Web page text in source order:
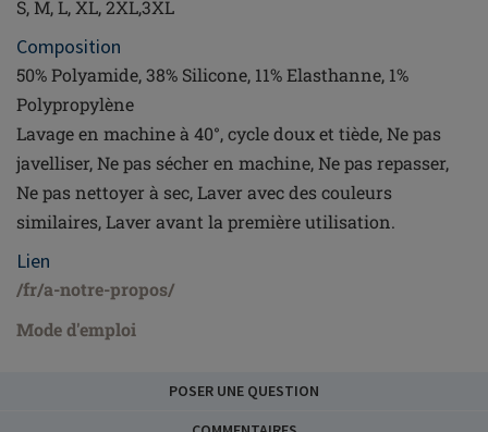
S, M, L, XL, 2XL,3XL
Composition
50% Polyamide, 38% Silicone, 11% Elasthanne, 1%
Polypropylène
Lavage en machine à 40°, cycle doux et tiède, Ne pas
javelliser, Ne pas sécher en machine, Ne pas repasser,
Ne pas nettoyer à sec, Laver avec des couleurs
similaires, Laver avant la première utilisation.
Lien
/fr/a-notre-propos/
Mode d'emploi
POSER UNE QUESTION